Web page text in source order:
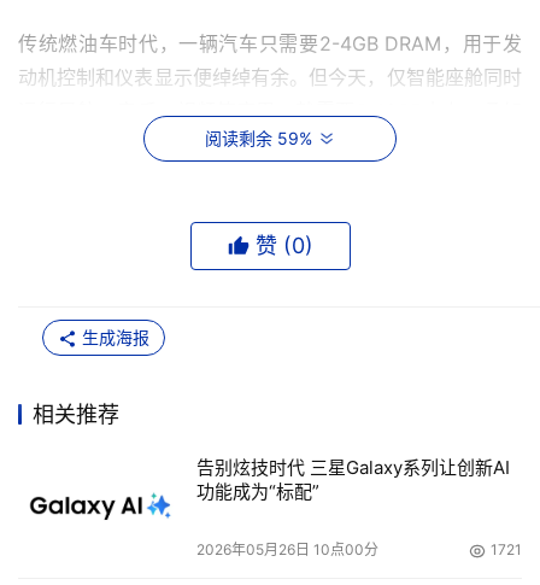
传统燃油车时代，一辆汽车只需要2-4GB DRAM，用于发
动机控制和仪表显示便绰绰有余。但今天，仅智能座舱同时
运行导航、音乐、视频等应用，就需要8-16GB内存；叠加
L2级辅助驾驶系统对传感器数据的实时处理，整体需求往
而美光科技CEO桑杰·梅赫罗特拉指出，随着车企陆续推出
300GB。L4级自动驾驶系统通常配备激光雷达、摄像头、
从约25GB激增至最高可达19TB（原始数据）。如此庞大的
量提出了指数级增长要求。
2024年的约828百万GB增长到2029年的约1972百万GB，
阅读剩余 59%
赞 (0)
生成海报
相关推荐
告别炫技时代 三星Galaxy系列让创新AI
功能成为“标配”
2026年05月26日 10点00分 1721